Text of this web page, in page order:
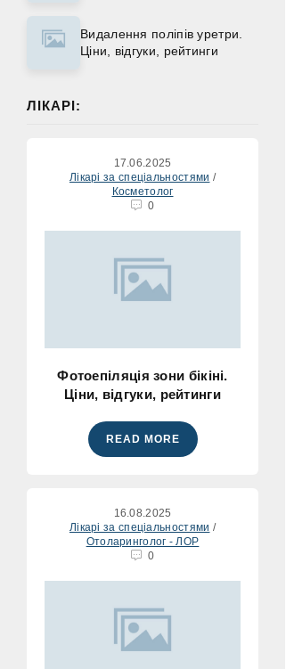
Видалення поліпів уретри.
Ціни, відгуки, рейтинги
ЛІКАРІ:
17.06.2025
Лікарі за спеціальностями /
Косметолог
0
Фотоепіляція зони бікіні.
Ціни, відгуки, рейтинги
READ MORE
16.08.2025
Лікарі за спеціальностями /
Отоларинголог - ЛОР
0